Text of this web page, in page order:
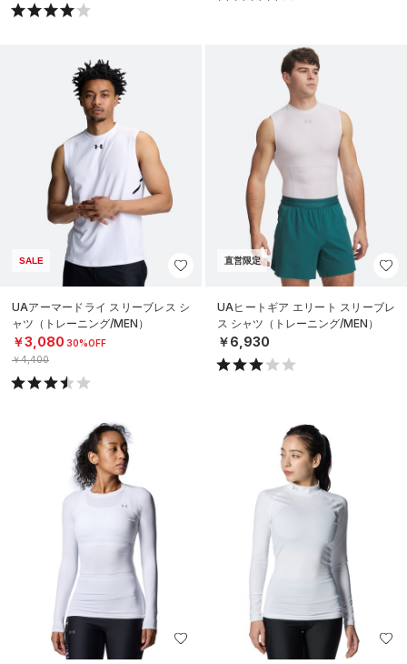
SALE
UAアーマードライ スリーブレス シ
ャツ（トレーニング/MEN）
￥3,080 30%OFF
￥4,400
直営限定
UAヒートギア エリート スリーブレ
ス シャツ（トレーニング/MEN）
￥6,930